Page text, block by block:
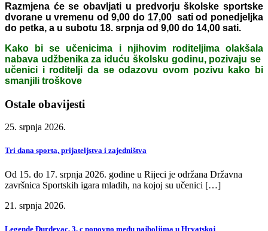
Razmjena će se obavljati u predvorju školske sportske
dvorane u vremenu od 9,00 do 17,00 sati od ponedjeljka
do petka, a u subotu 18. srpnja od 9,00 do 14,00 sati.
Kako bi se učenicima i njihovim roditeljima olakšala
nabava udžbenika za iduću školsku godinu, pozivaju se
učenici i roditelji da se odazovu ovom pozivu kako bi
smanjili troškove
Ostale obavijesti
25. srpnja 2026.
Tri dana sporta, prijateljstva i zajedništva
Od 15. do 17. srpnja 2026. godine u Rijeci je održana Državna
završnica Sportskih igara mladih, na kojoj su učenici […]
21. srpnja 2026.
Legende Đurđevac, 3. c ponovno među najboljima u Hrvatskoj